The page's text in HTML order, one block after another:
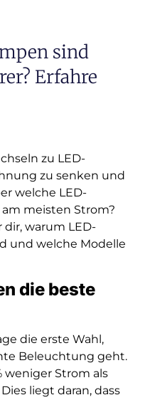
sind
Erfahre
zu LED-
zu senken und
welche LED-
meisten Strom?
warum LED-
und welche Modelle
die beste
die erste Wahl,
Beleuchtung geht.
weniger Strom als
liegt daran, dass